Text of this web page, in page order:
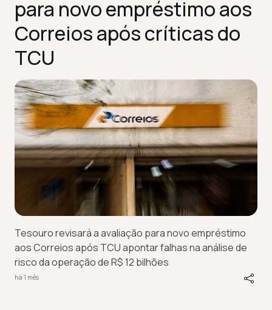
para novo empréstimo aos
Correios após críticas do
TCU
Tesouro revisará a avaliação para novo empréstimo
aos Correios após TCU apontar falhas na análise de
risco da operação de R$ 12 bilhões
há 1 mês